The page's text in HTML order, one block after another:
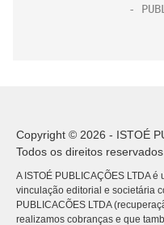
Copyright © 2026 - ISTOÉ
Todos os direitos reservados.
A ISTOÉ PUBLICAÇÕES LTDA
vinculação editorial e societária
PUBLICACÕES LTDA
realizamos cobranças e que